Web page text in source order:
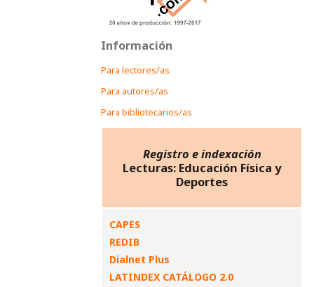
Información
Para lectores/as
Para autores/as
Para bibliotecarios/as
Registro e indexación
Lecturas: Educación Física y
Deportes
CAPES
REDIB
Dialnet Plus
LATINDEX CATÁLOGO 2.0